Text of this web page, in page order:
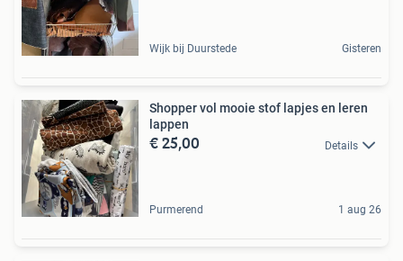
Wijk bij Duurstede Gisteren
Shopper vol mooie stof lapjes en leren
lappen
€ 25,00 Details
Purmerend 1 aug 26